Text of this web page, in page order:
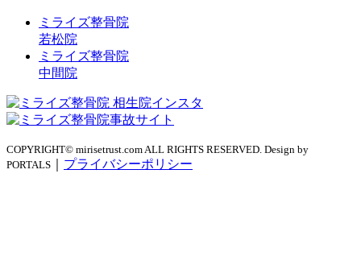
ミライズ整骨院
若松院
ミライズ整骨院
中間院
COPYRIGHT© mirisetrust.com ALL RIGHTS RESERVED. Design by
PORTALS
プライバシーポリシー